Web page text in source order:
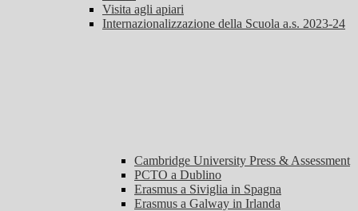
Visita agli apiari
Internazionalizzazione della Scuola a.s. 2023-24
Cambridge University Press & Assessment
PCTO a Dublino
Erasmus a Siviglia in Spagna
Erasmus a Galway in Irlanda